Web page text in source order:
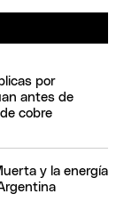
por
antes de
cobre
y la energía